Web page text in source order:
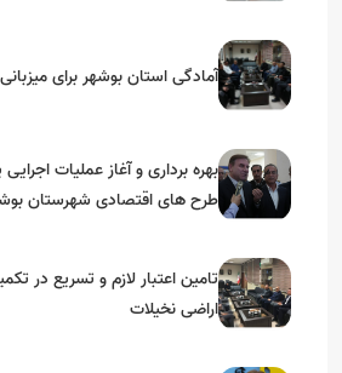
آمادگی استان بوشهر برای
بهره برداری و آغاز عملیات
طرح های اقتصادی شهرستان
تامین اعتبار لازم و تسریع در
اراضی نخیلات